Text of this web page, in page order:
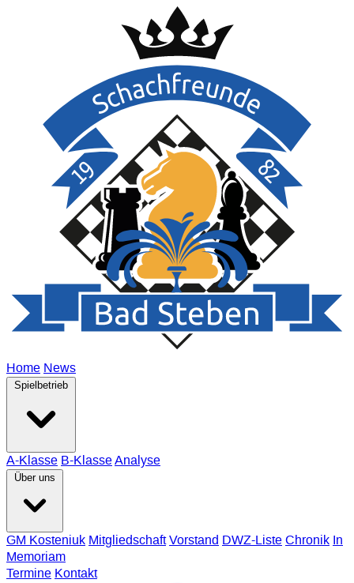
Home News
Spielbetrieb
A-Klasse B-KlasseAnalyse
Über uns
GM Kosteniuk Mitgliedschaft Vorstand DWZ-Liste Chronik In
Memoriam
Termine Kontakt